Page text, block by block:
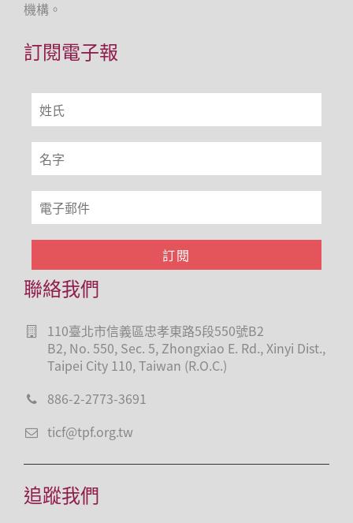
機構。
訂閱電子報
聯絡我們
110臺北市信義區忠孝東路5段550號B2
B2, No. 550, Sec. 5, Zhongxiao E. Rd., Xinyi Dist.,
Taipei City 110, Taiwan (R.O.C.)
886-2-2773-3691
ticf@tpf.org.tw
追蹤我們